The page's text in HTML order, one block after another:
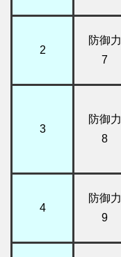
2
防御力
7
3
防御力
8
4
防御力
9